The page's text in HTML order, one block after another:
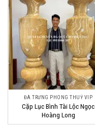
ĐÁ TRƯNG PHONG THUỶ VIP
Cặp Lục Bình Tài Lộc Ngọc
Hoàng Long